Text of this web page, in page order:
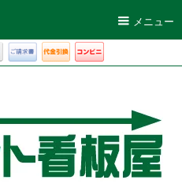
メニュー